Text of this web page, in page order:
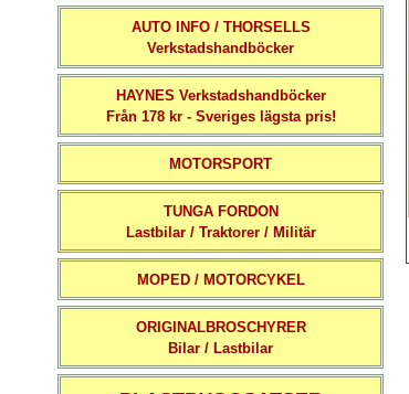
AUTO INFO / THORSELLS
Verkstadshandböcker
HAYNES Verkstadshandböcker
Från 178 kr - Sveriges lägsta pris!
MOTORSPORT
TUNGA FORDON
Lastbilar / Traktorer / Militär
MOPED / MOTORCYKEL
ORIGINALBROSCHYRER
Bilar / Lastbilar